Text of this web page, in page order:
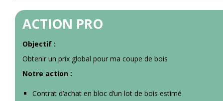
ACTION PRO
Objectif :
Obtenir un prix global pour ma coupe de bois
Notre action :
Contrat d’achat en bloc d’un lot de bois estimé